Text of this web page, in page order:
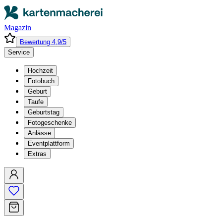
Magazin
Bewertung 4,9/5
Service
Hochzeit
Fotobuch
Geburt
Taufe
Geburtstag
Fotogeschenke
Anlässe
Eventplattform
Extras